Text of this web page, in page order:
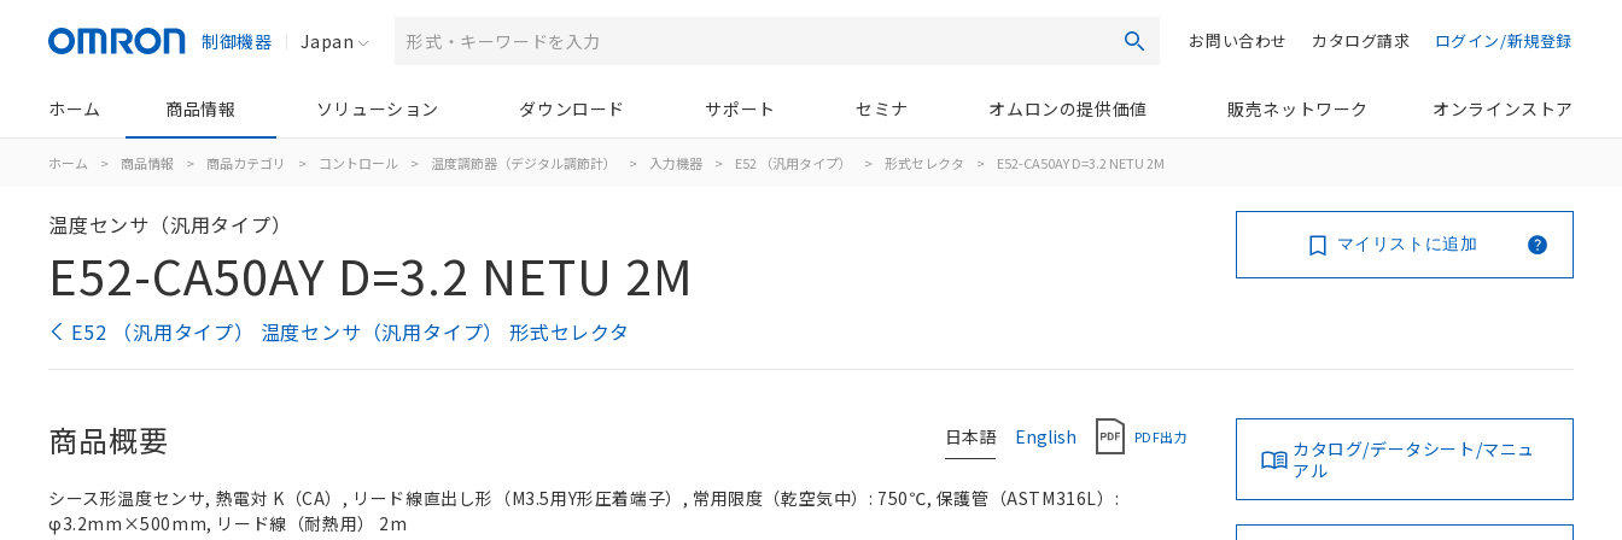
制御機器 Japan 検索 ログイン/新規登録
カタログ請求
お問い合わせ
ホーム 商品情報 ソリューション ダウンロード サポート セミナ オムロンの提供価値 販売ネットワーク オンラインストア
ホーム > 商品情報 > 商品カテゴリ > コントロール > 温度調節器（デジタル調節計） > 入力機器 > E52 （汎用タイプ） > 形式セレクタ > E52-CA50AY D=3.2 NETU 2M
温度センサ（汎用タイプ）
E52-CA50AY D=3.2 NETU 2M
E52 （汎用タイプ） 温度センサ（汎用タイプ） 形式セレクタ
マイリストに追加
日本語 English PDF出力
商品概要
シース形温度センサ, 熱電対 K（CA）, リード線直出し形（M3.5用Y形圧着端子）, 常用限度（乾空気中）: 750℃, 保護管（ASTM316L）:
φ3.2mm×500mm, リード線（耐熱用） 2m
カタログ/データシート/マニュ
アル